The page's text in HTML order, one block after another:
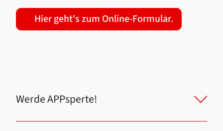
Hier geht's zum Online-Formular.
Werde APPsperte!